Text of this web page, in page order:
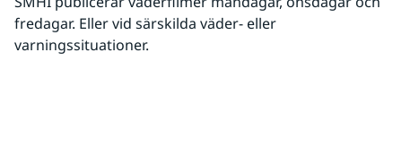
fredagar. Eller vid särskilda väder- eller
varningssituationer.